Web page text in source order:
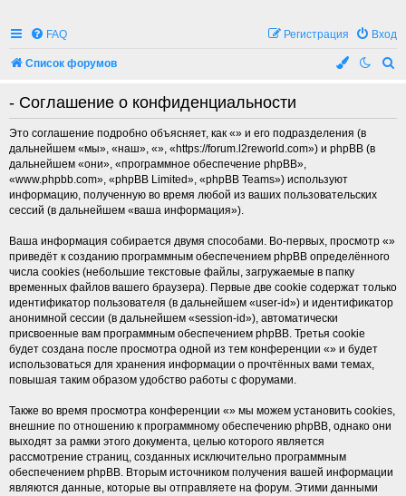
FAQ Вход
Регистрация
Список форумов
- Соглашение о конфиденциальности
Это соглашение подробно объясняет, как «» и его подразделения (в
дальнейшем «мы», «наш», «», «https://forum.l2reworld.com») и phpBB (в
дальнейшем «они», «программное обеспечение phpBB»,
«www.phpbb.com», «phpBB Limited», «phpBB Teams») используют
информацию, полученную во время любой из ваших пользовательских
сессий (в дальнейшем «ваша информация»).
Ваша информация собирается двумя способами. Во-первых, просмотр «»
приведёт к созданию программным обеспечением phpBB определённого
числа cookies (небольшие текстовые файлы, загружаемые в папку
временных файлов вашего браузера). Первые две cookie содержат только
идентификатор пользователя (в дальнейшем «user-id») и идентификатор
анонимной сессии (в дальнейшем «session-id»), автоматически
присвоенные вам программным обеспечением phpBB. Третья cookie
будет создана после просмотра одной из тем конференции «» и будет
использоваться для хранения информации о прочтённых вами темах,
повышая таким образом удобство работы с форумами.
Также во время просмотра конференции «» мы можем установить cookies,
внешние по отношению к программному обеспечению phpBB, однако они
выходят за рамки этого документа, целью которого является
рассмотрение страниц, созданных исключительно программным
обеспечением phpBB. Вторым источником получения вашей информации
являются данные, которые вы отправляете на форум. Этими данными